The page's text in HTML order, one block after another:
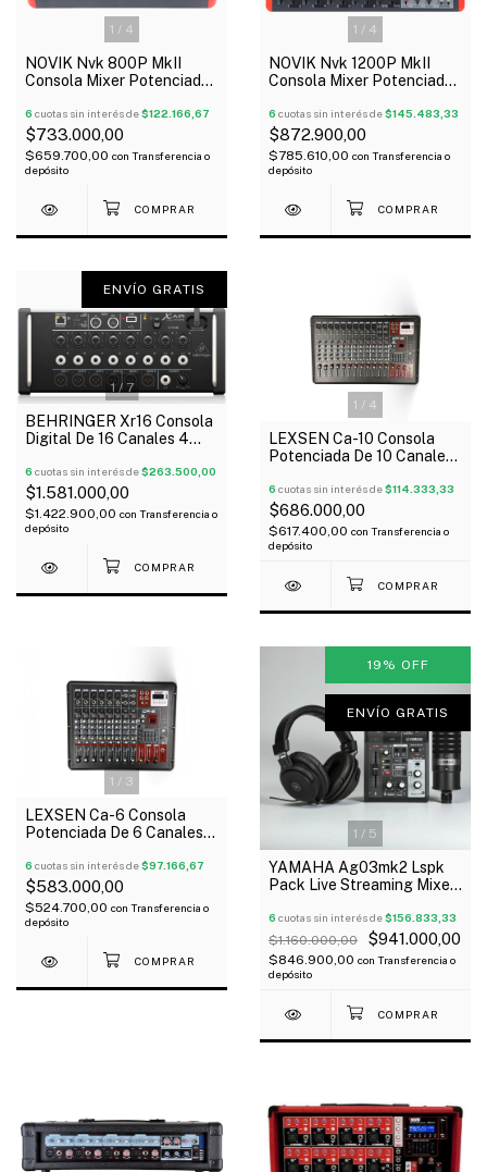
1 / 4
NOVIK Nvk 800P MkII
Consola Mixer Potenciada
1200 Watts
6 cuotas sin interés de$122.166,67
$733.000,00
$659.700,00 con Transferencia o
depósito
1 / 4
NOVIK Nvk 1200P MkII
Consola Mixer Potenciada
1200 Watts
6 cuotas sin interés de$145.483,33
$872.900,00
$785.610,00 con Transferencia o
depósito
1 / 7
ENVÍO GRATIS
BEHRINGER Xr16 Consola
Digital De 16 Canales 4
6 cuotas sin interés de$263.500,00
$1.581.000,00
$1.422.900,00 con Transferencia o
depósito
1 / 4
LEXSEN Ca-10 Consola
Potenciada De 10 Canales
6 cuotas sin interés de$114.333,33
$686.000,00
$617.400,00 con Transferencia o
depósito
1 / 3
LEXSEN Ca-6 Consola
Potenciada De 6 Canales
6 cuotas sin interés de$97.166,67
$583.000,00
$524.700,00 con Transferencia o
depósito
1 / 5
19 % OFF
ENVÍO GRATIS
YAMAHA Ag03mk2 Lspk
Pack Live Streaming Mixer
Youtuber SALE
6 cuotas sin interés de$156.833,33
$1.160.000,00 $941.000,00
$846.900,00 con Transferencia o
depósito